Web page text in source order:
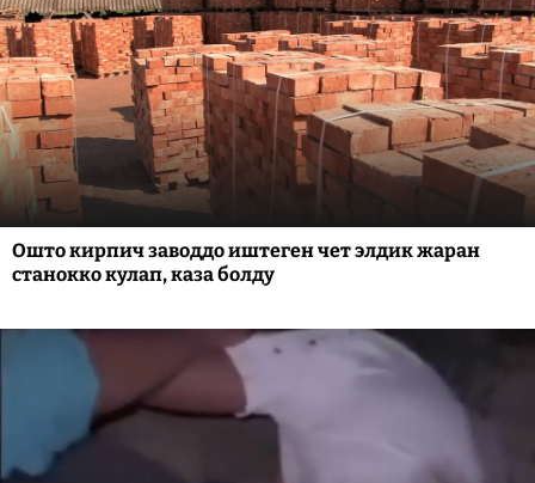
Ошто кирпич заводдо иштеген чет элдик жаран
станокко кулап, каза болду